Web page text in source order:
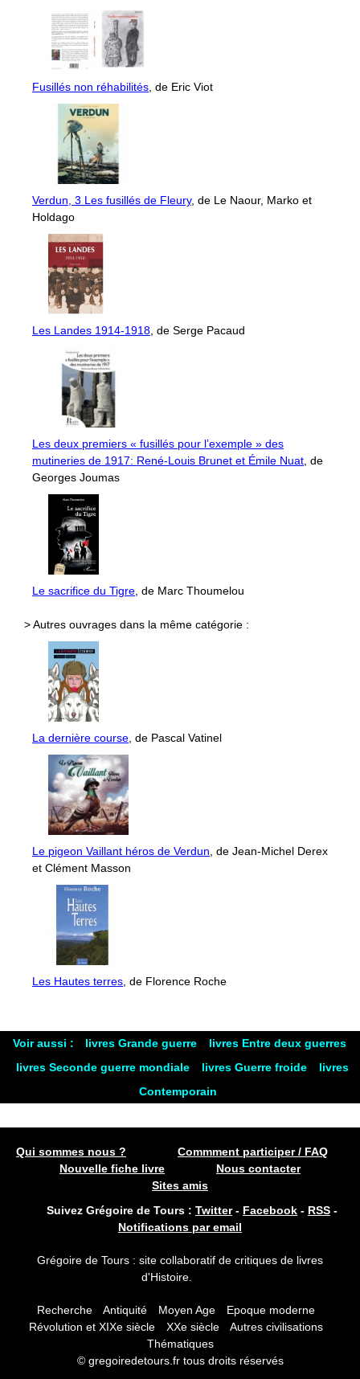
Fusillés non réhabilités , de Eric Viot
Verdun, 3 Les fusillés de Fleury, de Le Naour, Marko et
Holdago
Les Landes 1914-1918 , de Serge Pacaud
Les deux premiers « fusillés pour l’exemple » des
mutineries de 1917: René-Louis Brunet et Émile Nuat , de
Georges Joumas
Le sacrifice du Tigre , de Marc Thoumelou
> Autres ouvrages dans la même catégorie :
La dernière course , de Pascal Vatinel
Le pigeon Vaillant héros de Verdun , de Jean-Michel Derex
et Clément Masson
Les Hautes terres , de Florence Roche
Voir aussi : livres Grande guerre
livres Entre deux guerres
livres Seconde guerre mondiale
livres Guerre froide
livres
Contemporain
Qui sommes nous ?
Commment participer / FAQ
Nouvelle fiche livre
Nous contacter
Sites amis
Suivez Grégoire de Tours : Twitter- Facebook - RSS -
Notifications par email
Grégoire de Tours : site collaboratif de critiques de livres
d'Histoire.
Recherche Antiquité Moyen Age
Epoque moderne
Révolution et XIXe siècle
XXe siècle
Autres civilisations
Thématiques
© gregoiredetours.fr tous droits réservés